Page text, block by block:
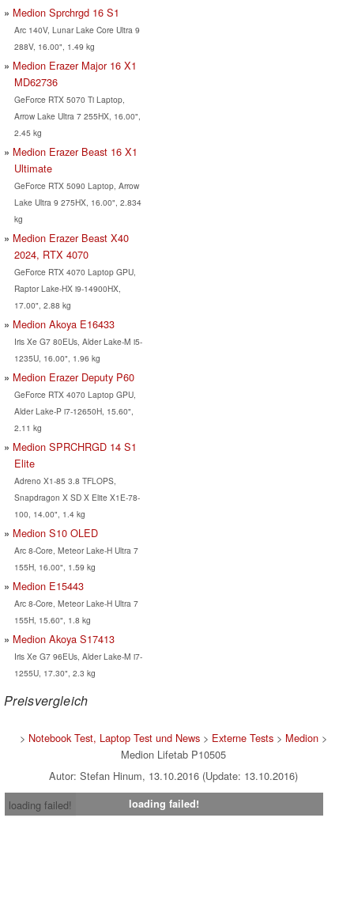
Medion Sprchrgd 16 S1
Arc 140V, Lunar Lake Core Ultra 9
288V, 16.00", 1.49 kg
Medion Erazer Major 16 X1
MD62736
GeForce RTX 5070 Ti Laptop,
Arrow Lake Ultra 7 255HX, 16.00",
2.45 kg
Medion Erazer Beast 16 X1
Ultimate
GeForce RTX 5090 Laptop, Arrow
Lake Ultra 9 275HX, 16.00", 2.834
kg
Medion Erazer Beast X40
2024, RTX 4070
GeForce RTX 4070 Laptop GPU,
Raptor Lake-HX i9-14900HX,
17.00", 2.88 kg
Medion Akoya E16433
Iris Xe G7 80EUs, Alder Lake-M i5-
1235U, 16.00", 1.96 kg
Medion Erazer Deputy P60
GeForce RTX 4070 Laptop GPU,
Alder Lake-P i7-12650H, 15.60",
2.11 kg
Medion SPRCHRGD 14 S1
Elite
Adreno X1-85 3.8 TFLOPS,
Snapdragon X SD X Elite X1E-78-
100, 14.00", 1.4 kg
Medion S10 OLED
Arc 8-Core, Meteor Lake-H Ultra 7
155H, 16.00", 1.59 kg
Medion E15443
Arc 8-Core, Meteor Lake-H Ultra 7
155H, 15.60", 1.8 kg
Medion Akoya S17413
Iris Xe G7 96EUs, Alder Lake-M i7-
1255U, 17.30", 2.3 kg
Preisvergleich
> Notebook Test, Laptop Test und News> Externe Tests> Medion>
Medion Lifetab P10505
Autor: Stefan Hinum, 13.10.2016 (Update: 13.10.2016)
loading failed!
loading failed!